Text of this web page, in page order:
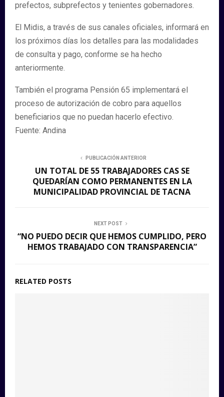
prefectos, subprefectos y tenientes gobernadores.
El Midis, a través de sus canales oficiales, informará en
los próximos días los detalles para las modalidades
de consulta y pago, conforme se ha hecho
anteriormente.
También el programa Pensión 65 implementará el
proceso de autorización de cobro para aquellos
beneficiarios que no puedan hacerlo efectivo.
Fuente: Andina
PUBLICACIÓN ANTERIOR
UN TOTAL DE 55 TRABAJADORES CAS SE
QUEDARÍAN COMO PERMANENTES EN LA
MUNICIPALIDAD PROVINCIAL DE TACNA
NEXT POST
“NO PUEDO DECIR QUE HEMOS CUMPLIDO, PERO
HEMOS TRABAJADO CON TRANSPARENCIA”
RELATED POSTS